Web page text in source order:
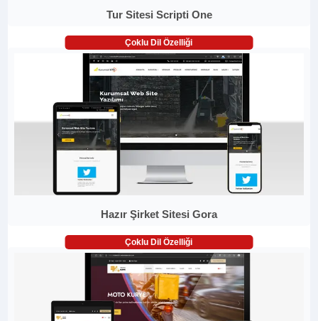
Tur Sitesi Scripti One
Çoklu Dil Özelliği
Hazır Şirket Sitesi Gora
Çoklu Dil Özelliği